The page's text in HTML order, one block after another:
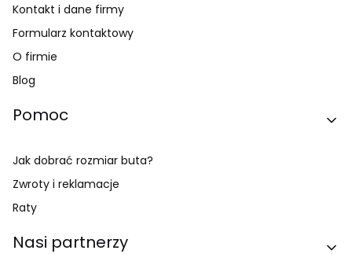
Kontakt i dane firmy
Formularz kontaktowy
O firmie
Blog
Pomoc
Jak dobrać rozmiar buta?
Zwroty i reklamacje
Raty
Nasi partnerzy